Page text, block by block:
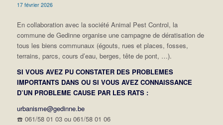
17 février 2026
En collaboration avec la société Animal Pest Control, la
commune de Gedinne organise une campagne de dératisation de
tous les biens communaux (égouts, rues et places, fosses,
terrains, parcs, cours d’eau, berges, tête de pont, …).
SI VOUS AVEZ PU CONSTATER DES PROBLEMES
IMPORTANTS DANS OU SI VOUS AVEZ CONNAISSANCE
D’UN PROBLEME CAUSE PAR LES RATS :
urbanisme@gedinne.be
☎️ 061/58 01 03 ou 061/58 01 06